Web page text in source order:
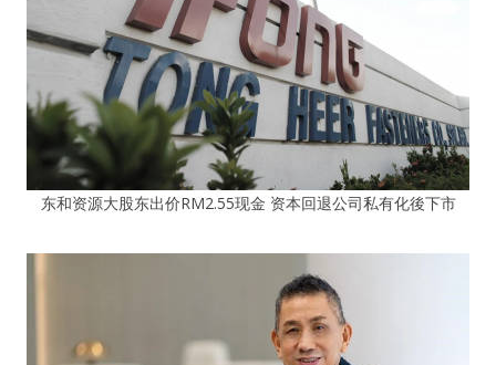
东和资源大股东出价RM2.55现金 资本回退公司私有化後下市